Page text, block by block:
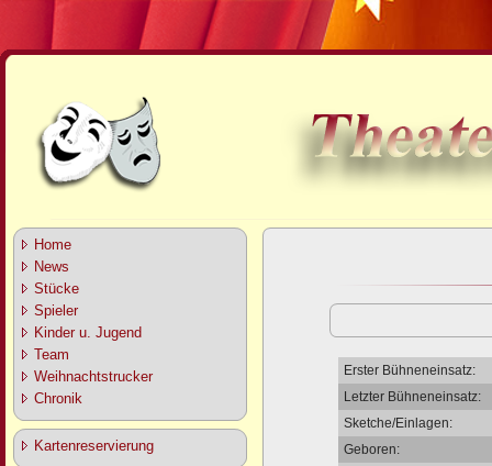
Home
News
Stücke
Spieler
Kinder u. Jugend
Team
Weihnachtstrucker
Chronik
Kartenreservierung
Erster Bühneneinsatz:
Letzter Bühneneinsatz:
Sketche/Einlagen:
Geboren: